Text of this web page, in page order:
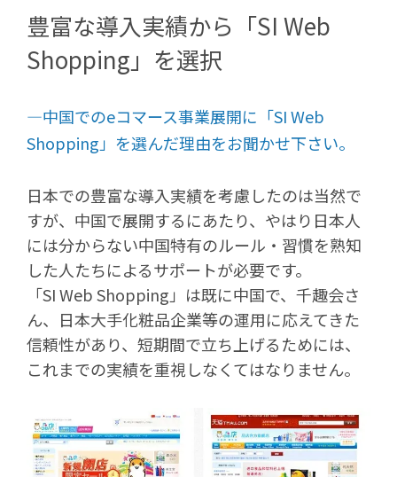
豊富な導入実績から「SI Web
Shopping」を選択
―中国でのeコマース事業展開に「SI Web
Shopping」を選んだ理由をお聞かせ下さい。
日本での豊富な導入実績を考慮したのは当然で
すが、中国で展開するにあたり、やはり日本人
には分からない中国特有のルール・習慣を熟知
した人たちによるサポートが必要です。
「SI Web Shopping」は既に中国で、千趣会さ
ん、日本大手化粧品企業等の運用に応えてきた
信頼性があり、短期間で立ち上げるためには、
これまでの実績を重視しなくてはなりません。